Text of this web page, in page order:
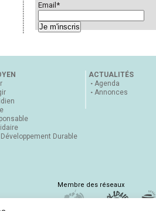
Email*
Durable
ACTUALITÉS
Agenda
Annonces
Membre des réseaux